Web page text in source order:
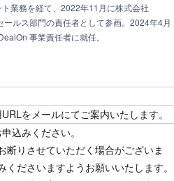
業務を経て、2022年11月に株式会社
ルス部門の責任者として参画。2024年4月
事業責任者に就任。
をメールにてご案内いたします。
込みください。
断りさせていただく場合がございま
ださいますようお願いいたします。